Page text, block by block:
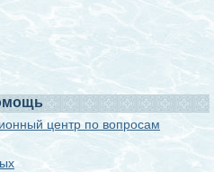
центр по вопросам